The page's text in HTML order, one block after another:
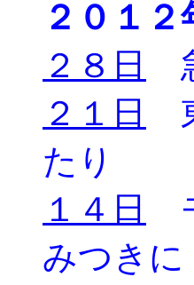
２０１２
２８日
２１日
たり
１４日
みつきに